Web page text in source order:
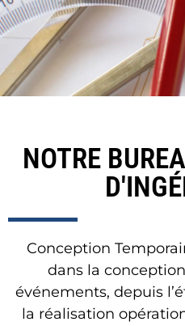
NOTRE
Conception
dans la
événements, depuis
la réalisation